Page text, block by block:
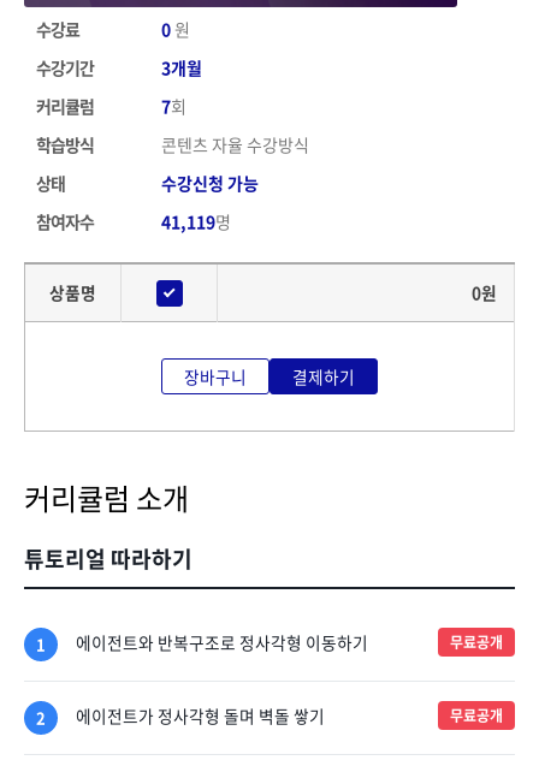
수강료 0원
수강기간
3개월
커리큘럼
7회
학습방식
콘텐츠 자율 수강방식
상태
수강신청 가능
참여자수
41,119명
상품명 0원
장바구니 결제하기
커리큘럼 소개
튜토리얼 따라하기
1 에이전트와 반복구조로 정사각형 이동하기 무료공개
2 에이전트가 정사각형 돌며 벽돌 쌓기 무료공개